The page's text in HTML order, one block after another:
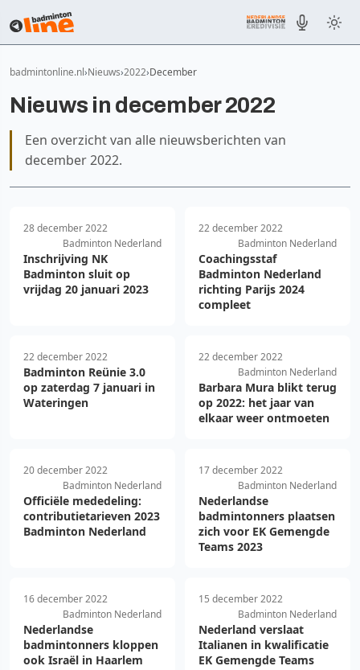
badmintonline.nl Nieuws 2022 December
Nieuws in december 2022
Een overzicht van alle nieuwsberichten van
december 2022.
28 december 2022
Badminton Nederland
Inschrijving NK
Badminton sluit op
vrijdag 20 januari 2023
22 december 2022
Badminton Nederland
Coachingsstaf
Badminton Nederland
richting Parijs 2024
compleet
22 december 2022
Badminton Reünie 3.0
op zaterdag 7 januari in
Wateringen
22 december 2022
Badminton Nederland
Barbara Mura blikt terug
op 2022: het jaar van
elkaar weer ontmoeten
20 december 2022
Badminton Nederland
Officiële mededeling:
contributietarieven 2023
Badminton Nederland
17 december 2022
Badminton Nederland
Nederlandse
badmintonners plaatsen
zich voor EK Gemengde
Teams 2023
16 december 2022
Badminton Nederland
Nederlandse
badmintonners kloppen
ook Israël in Haarlem
15 december 2022
Badminton Nederland
Nederland verslaat
Italianen in kwalificatie
EK Gemengde Teams